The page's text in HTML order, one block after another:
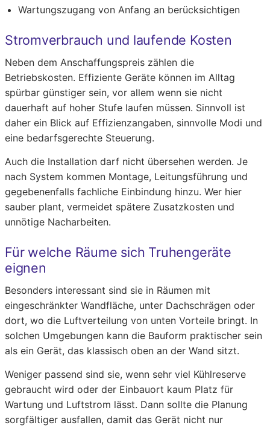
Wartungszugang von Anfang an berücksichtigen
Stromverbrauch und laufende Kosten
Neben dem Anschaffungspreis zählen die
Betriebskosten. Effiziente Geräte können im Alltag
spürbar günstiger sein, vor allem wenn sie nicht
dauerhaft auf hoher Stufe laufen müssen. Sinnvoll ist
daher ein Blick auf Effizienzangaben, sinnvolle Modi und
eine bedarfsgerechte Steuerung.
Auch die Installation darf nicht übersehen werden. Je
nach System kommen Montage, Leitungsführung und
gegebenenfalls fachliche Einbindung hinzu. Wer hier
sauber plant, vermeidet spätere Zusatzkosten und
unnötige Nacharbeiten.
Für welche Räume sich Truhengeräte
eignen
Besonders interessant sind sie in Räumen mit
eingeschränkter Wandfläche, unter Dachschrägen oder
dort, wo die Luftverteilung von unten Vorteile bringt. In
solchen Umgebungen kann die Bauform praktischer sein
als ein Gerät, das klassisch oben an der Wand sitzt.
Weniger passend sind sie, wenn sehr viel Kühlreserve
gebraucht wird oder der Einbauort kaum Platz für
Wartung und Luftstrom lässt. Dann sollte die Planung
sorgfältiger ausfallen, damit das Gerät nicht nur